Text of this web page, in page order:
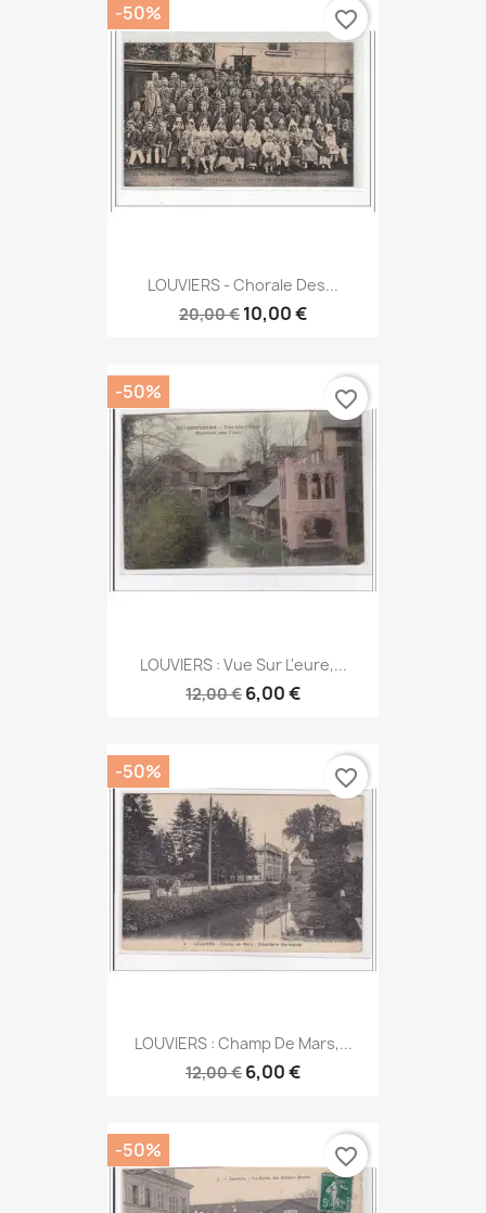
LOUVIERS - Chorale Des...
20,00 € 10,00 €
-50% favorite_border
LOUVIERS : Vue Sur L'eure,...
12,00 € 6,00 €
-50% favorite_border
LOUVIERS : Champ De Mars,...
12,00 € 6,00 €
-50% favorite_border
-50% favorite_border